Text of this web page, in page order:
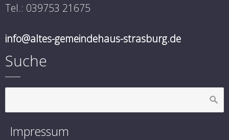
Tel.: 039753 21675
info@altes-gemeindehaus-strasburg.de
Suche
Impressum